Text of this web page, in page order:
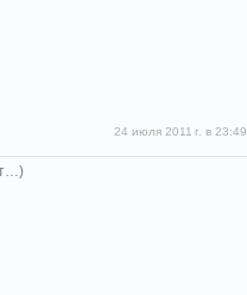
24 июля 2011 г. в 23:49